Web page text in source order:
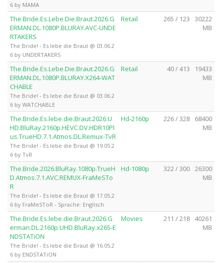
6 by MAMA
The.Bride.Es.Lebe.Die.Braut.2026.G
ERMAN.DL.1080P.BLURAY.AVC-UNDE
RTAKERS
The Bride! - Es lebe die Braut @ 03.06.2
6 by UNDERTAKERS
Retail 265 / 123
30222
MB
The.Bride.Es.Lebe.Die.Braut.2026.G
ERMAN.DL.1080P.BLURAY.X264-WAT
CHABLE
The Bride! - Es lebe die Braut @ 03.06.2
6 by WATCHABLE
Retail 40 / 413
19433
MB
The.Bride.Es.lebe.die.Braut.2026.U
HD.BluRay.2160p.HEVC.DV.HDR10Pl
us.TrueHD.7.1.Atmos.DL.Remux-TvR
The Bride! - Es lebe die Braut @ 19.05.2
6 by TvR
Hd-2160p 226 / 328
68400
MB
The.Bride.2026.BluRay.1080p.TrueH
D.Atmos.7.1.AVC.REMUX-FraMeSTo
R
The Bride! - Es lebe die Braut @ 17.05.2
6 by FraMeSToR - Sprache: Englisch
Hd-1080p 322 / 300 26300
MB
The.Bride.Es.lebe.die.Braut.2026.G
erman.DL.2160p.UHD.BluRay.x265-E
NDSTATiON
The Bride! - Es lebe die Braut @ 16.05.2
6 by ENDSTATiON
Movies 211 / 218 40261
MB